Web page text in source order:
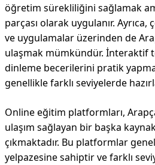
öğretim sürekliliğini sağlamak
parçası olarak uygulanır.
ve uygulamalar üzerinden de
ulaşmak mümkündür. İnteraktif
dinleme becerilerini pratik
genellikle farklı seviyelerde
Online eğitim platformları,
ulaşım sağlayan bir başka
çıkmaktadır. Bu platformlar
yelpazesine sahiptir ve farklı